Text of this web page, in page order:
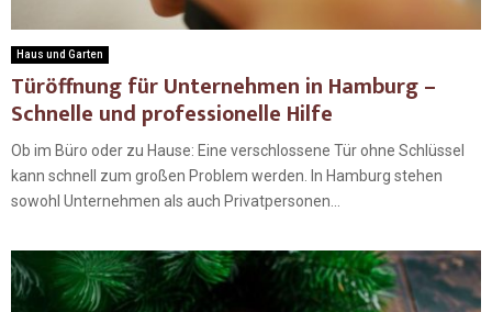
Haus und Garten
Türöffnung für Unternehmen in Hamburg –
Schnelle und professionelle Hilfe
Ob im Büro oder zu Hause: Eine verschlossene Tür ohne Schlüssel
kann schnell zum großen Problem werden. In Hamburg stehen
sowohl Unternehmen als auch Privatpersonen...